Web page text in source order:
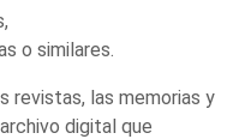
o similares.
revistas, las memorias y
digital que